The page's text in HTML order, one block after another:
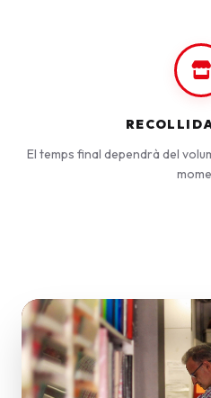
El temps final dependrà del